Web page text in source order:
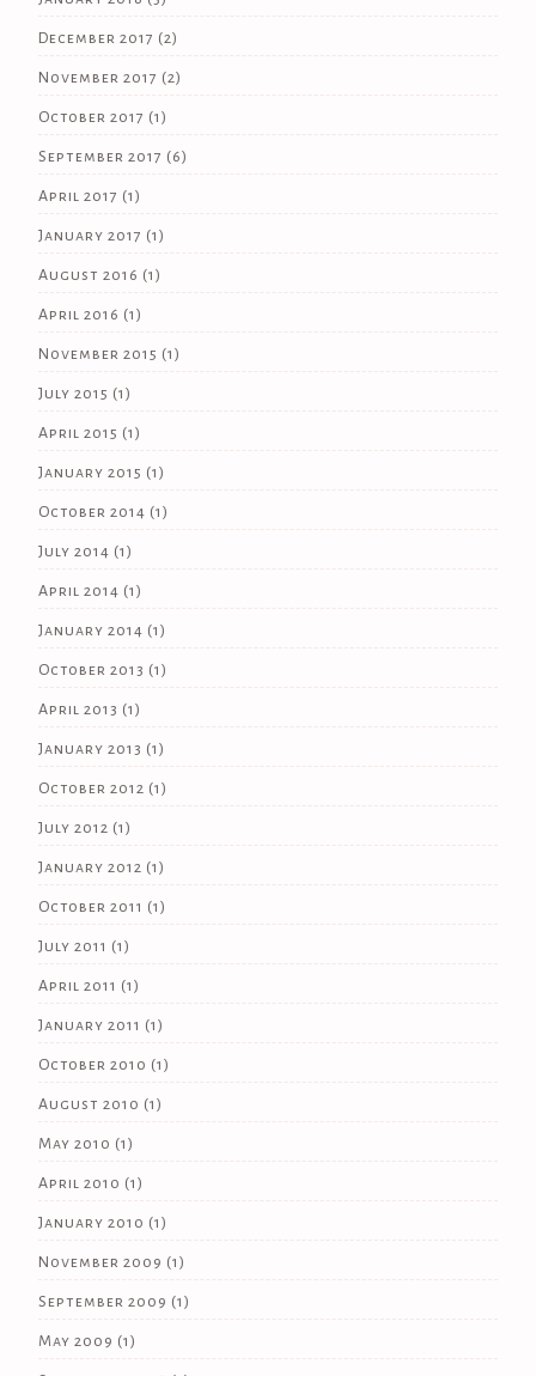
December 2017 (2)
November 2017 (2)
October 2017 (1)
September 2017 (6)
April 2017 (1)
January 2017 (1)
August 2016 (1)
April 2016 (1)
November 2015 (1)
July 2015 (1)
April 2015 (1)
January 2015 (1)
October 2014 (1)
July 2014 (1)
April 2014 (1)
January 2014 (1)
October 2013 (1)
April 2013 (1)
January 2013 (1)
October 2012 (1)
July 2012 (1)
January 2012 (1)
October 2011 (1)
July 2011 (1)
April 2011 (1)
January 2011 (1)
October 2010 (1)
August 2010 (1)
May 2010 (1)
April 2010 (1)
January 2010 (1)
November 2009 (1)
September 2009 (1)
May 2009 (1)